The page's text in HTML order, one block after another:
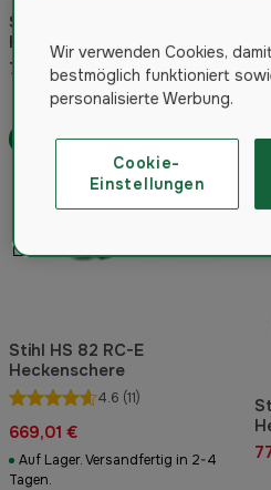
Stihl HSA 100 Akku-
Heckenscheren-Paket
794,27 €
Stihl HS 82 RC-E
Heckenschere
4.6 (11)
669,01 €
Auf Lager. Versandfertig in 2-4
Tagen.
Gratis Versand
Wir verwenden Cookies,
bestmöglich funktioniert
personalisierte Werbung.
Cookie-
Einstellungen